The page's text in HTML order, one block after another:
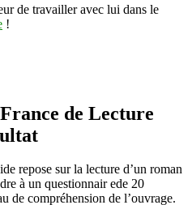
de travailler avec lui dans le
!
de Lecture
repose sur la lecture d’un roman
à un questionnair ede 20
de compréhension de l’ouvrage.